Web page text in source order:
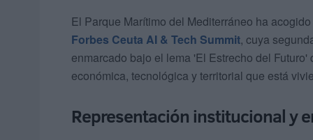
El Parque Marítimo del Mediterráneo ha
Forbes Ceuta AI & Tech Summit, cuya
enmarcado bajo el lema 'El Estrecho del
económica, tecnológica y territorial que está
Representación institucional y